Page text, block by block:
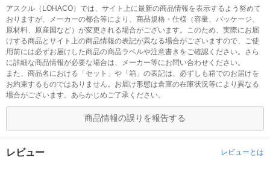
アスクル（LOHACO）では、サイト上に最新の商品情報を表示するよう努めて
おりますが、メーカーの都合等により、商品規格・仕様（容量、パッケージ、
原材料、原産国など）が変更される場合がございます。このため、実際にお届
けする商品とサイト上の商品情報の表記が異なる場合がございますので、ご使
用前には必ずお届けした商品の商品ラベルや注意書きをご確認ください。さら
に詳細な商品情報が必要な場合は、メーカー等にお問い合わせください。
また、商品名における「セット」や「箱」の表記は、必ずしも箱でのお届けを
お約束するものではありません。お届け形態は倉庫の在庫状況等により異なる
場合がございます。あらかじめご了承ください。
商品情報の誤りを報告する
レビュー レビューとは